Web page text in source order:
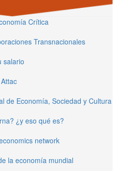
Crítica
Transnacionales
salario
Attac
de Economía, Sociedad y Cultura
¿y eso qué es?
network
la economía mundial